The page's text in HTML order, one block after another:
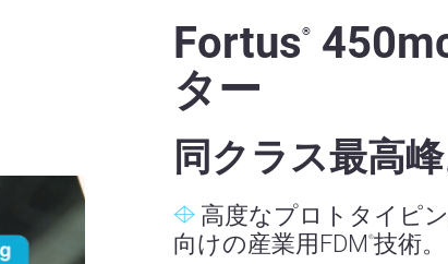
Fortus®
ター
同クラス最高峰
高度なプロトタイピ
向けの産業用FDM®技術。